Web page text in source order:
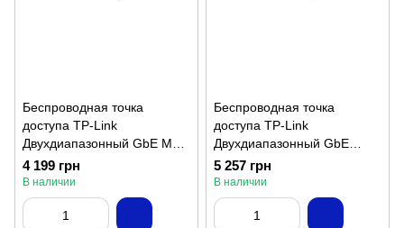
Беспроводная точка
доступа TP-Link
Двухдиапазонный GbE MU-
MIMO (DECO-M4-2-PACK)
4 199 грн
В наличии
Беспроводная точка
доступа TP-Link
Двухдиапазонный GbE
(DECO-M4-3-PACK)
5 257 грн
В наличии